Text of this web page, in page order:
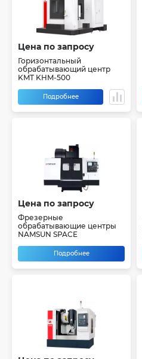
Цена по запросу
Горизонтальный
обрабатывающий центр
KMT KHM-500
Подробнее
Цена по запросу
Фрезерные
обрабатывающие центры
NAMSUN SPACE
Подробнее